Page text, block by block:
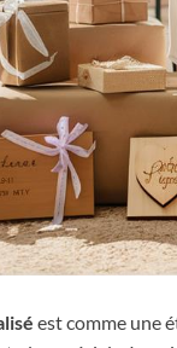
est comme une